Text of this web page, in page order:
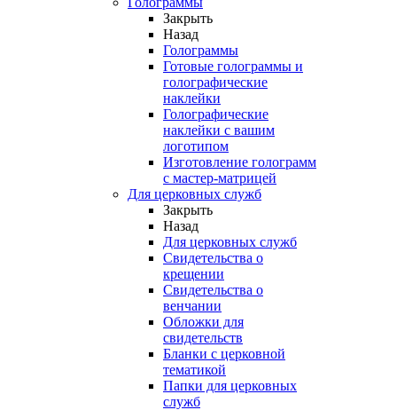
Закрыть
Назад
Голограммы
Готовые голограммы и
голографические
наклейки
Голографические
наклейки с вашим
логотипом
Изготовление голограмм
с мастер-матрицей
Для церковных служб
Закрыть
Назад
Для церковных служб
Свидетельства о
крещении
Свидетельства о
венчании
Обложки для
свидетельств
Бланки с церковной
тематикой
Папки для церковных
служб